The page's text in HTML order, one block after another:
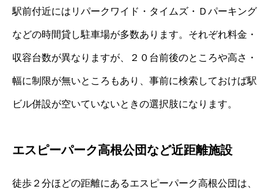
駅前付近にはリパークワイド・タイムズ・Ｄパーキング
などの時間貸し駐車場が多数あります。それぞれ料金・
収容台数が異なりますが、２０台前後のところや高さ・
幅に制限が無いところもあり、事前に検索しておけば駅
ビル併設が空いていないときの選択肢になります。
エスピーパーク高根公団など近距離施設
徒歩２分ほどの距離にあるエスピーパーク高根公団は、